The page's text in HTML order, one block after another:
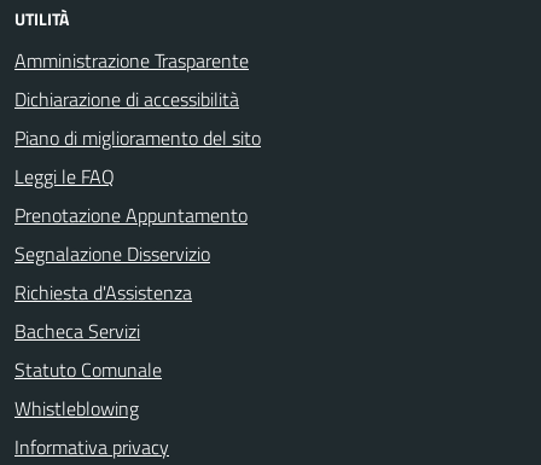
UTILITÀ
Amministrazione Trasparente
Dichiarazione di accessibilità
Piano di miglioramento del sito
Leggi le FAQ
Prenotazione Appuntamento
Segnalazione Disservizio
Richiesta d'Assistenza
Bacheca Servizi
Statuto Comunale
Whistleblowing
Informativa privacy